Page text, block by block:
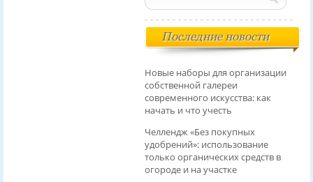
Последние новости
Новые наборы для организации
собственной галереи
современного искусства: как
начать и что учесть
Челлендж «Без покупных
удобрений»: использование
только органических средств в
огороде и на участке